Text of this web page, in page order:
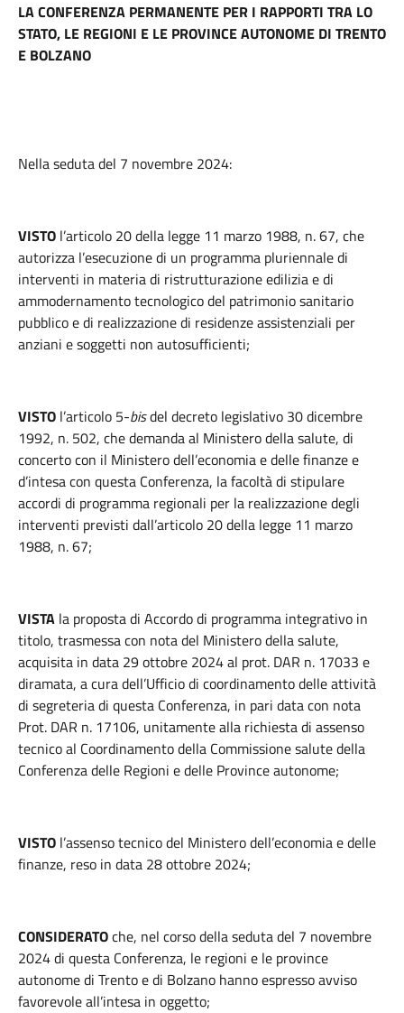
LA CONFERENZA PERMANENTE PER I RAPPORTI TRA LO
STATO, LE REGIONI E LE PROVINCE AUTONOME DI TRENTO
E BOLZANO
Nella seduta del 7 novembre 2024:
VISTO l’articolo 20 della legge 11 marzo 1988, n. 67, che
autorizza l’esecuzione di un programma pluriennale di
interventi in materia di ristrutturazione edilizia e di
ammodernamento tecnologico del patrimonio sanitario
pubblico e di realizzazione di residenze assistenziali per
anziani e soggetti non autosufficienti;
VISTO l’articolo 5-bisdel decreto legislativo 30 dicembre
1992, n. 502, che demanda al Ministero della salute, di
concerto con il Ministero dell’economia e delle finanze e
d’intesa con questa Conferenza, la facoltà di stipulare
accordi di programma regionali per la realizzazione degli
interventi previsti dall’articolo 20 della legge 11 marzo
1988, n. 67;
VISTA la proposta di Accordo di programma integrativo in
titolo, trasmessa con nota del Ministero della salute,
acquisita in data 29 ottobre 2024 al prot. DAR n. 17033 e
diramata, a cura dell’Ufficio di coordinamento delle attività
di segreteria di questa Conferenza, in pari data con nota
Prot. DAR n. 17106, unitamente alla richiesta di assenso
tecnico al Coordinamento della Commissione salute della
Conferenza delle Regioni e delle Province autonome;
VISTO l’assenso tecnico del Ministero dell’economia e delle
finanze, reso in data 28 ottobre 2024;
CONSIDERATOche, nel corso della seduta del 7 novembre
2024 di questa Conferenza, le regioni e le province
autonome di Trento e di Bolzano hanno espresso avviso
favorevole all’intesa in oggetto;